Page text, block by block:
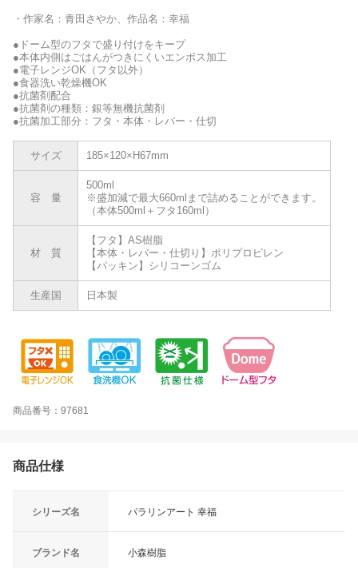
・作家名：青田さやか、作品名：幸福
●ドーム型のフタで盛り付けをキープ
●本体内側はごはんがつきにくいエンボス加工
●電子レンジOK（フタ以外）
●食器洗い乾燥機OK
●抗菌剤配合
●抗菌剤の種類：銀等無機抗菌剤
●抗菌加工部分：フタ・本体・レバー・仕切
サイズ 185×120×H67mm
容 量
500ml
※盛加減で最大660mlまで詰めることができます。
（本体500ml＋フタ160ml）
材 質
【フタ】AS樹脂
【本体・レバー・仕切り】ポリプロピレン
【パッキン】シリコーンゴム
生産国 日本製
商品番号：97681
商品仕様
シリーズ名 パラリンアート 幸福
ブランド名 小森樹脂